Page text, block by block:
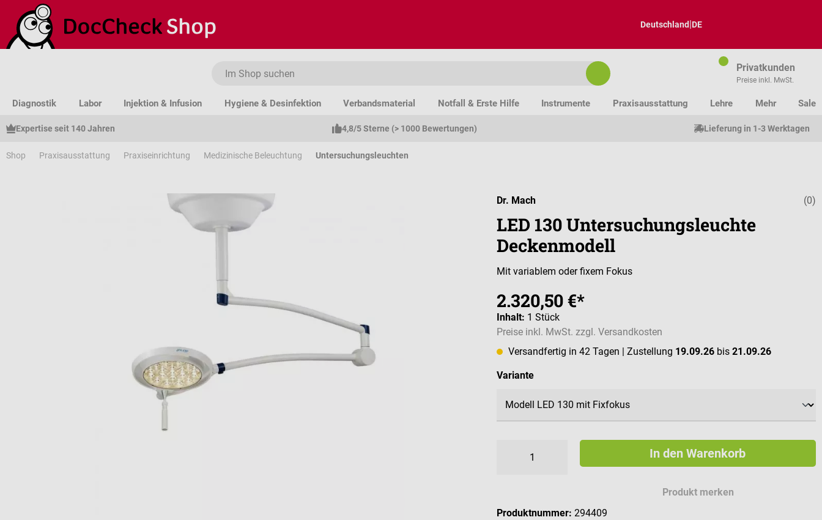
Hauptinhalt springen
Zur Suche springen
Zur Hauptnavigation springen
Deutschland|DE
Privatkunden
Preise inkl. MwSt.
Diagnostik Labor Injektion & Infusion Hygiene & Desinfektion Verbandsmaterial Notfall & Erste Hilfe Instrumente Praxisausstattung Lehre Mehr Sale
Expertise seit 140 Jahren 4,8/5 Sterne (> 1000 Bewertungen) Lieferung in 1-3 Werktagen
Shop Praxisausstattung Praxiseinrichtung Medizinische Beleuchtung Untersuchungsleuchten
(0)
Dr. Mach
LED 130 Untersuchungsleuchte
Deckenmodell
Mit variablem oder fixem Fokus
2.320,50 €*
Inhalt: 1 Stück
Preise inkl. MwSt. zzgl. Versandkosten
Versandfertig in 42 Tagen
| Zustellung 19.09.26 bis21.09.26
Varianteauswählen
In den Warenkorb
Produkt merken
Produktnummer:294409